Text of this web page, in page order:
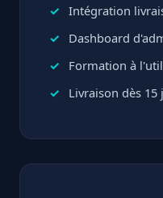
Intégration
Dashboard
Formation à
Livraison dès 15